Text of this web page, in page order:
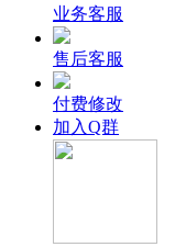
业务客服
售后客服
付费修改
加入Q群